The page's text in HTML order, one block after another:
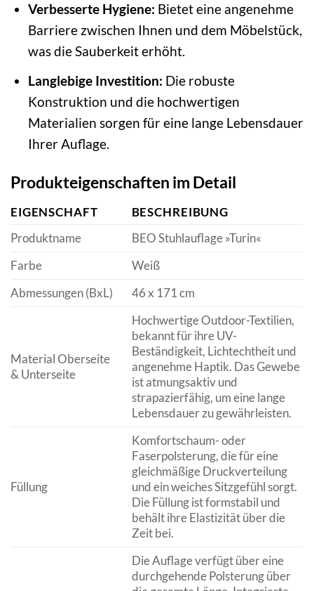
Verbesserte Hygiene: Bietet eine angenehme
Barriere zwischen Ihnen und dem Möbelstück,
was die Sauberkeit erhöht.
Langlebige Investition: Die robuste
Konstruktion und die hochwertigen
Materialien sorgen für eine lange Lebensdauer
Ihrer Auflage.
Produkteigenschaften im Detail
EIGENSCHAFT
BESCHREIBUNG
Produktname
BEO Stuhlauflage »Turin«
Farbe
Weiß
Abmessungen (BxL)
46 x 171 cm
Material Oberseite
& Unterseite
Hochwertige Outdoor-Textilien,
bekannt für ihre UV-
Beständigkeit, Lichtechtheit und
angenehme Haptik. Das Gewebe
ist atmungsaktiv und
strapazierfähig, um eine lange
Lebensdauer zu gewährleisten.
Füllung
Komfortschaum- oder
Faserpolsterung, die für eine
gleichmäßige Druckverteilung
und ein weiches Sitzgefühl sorgt.
Die Füllung ist formstabil und
behält ihre Elastizität über die
Zeit bei.
Die Auflage verfügt über eine
durchgehende Polsterung über